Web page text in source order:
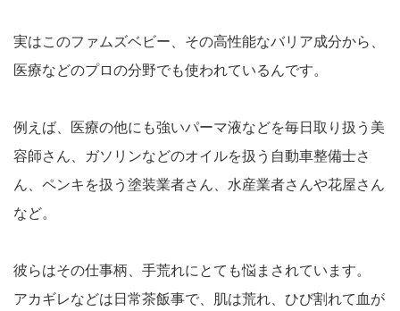
実はこのファムズベビー、その高性能なバリア成分から、
医療などのプロの分野でも使われているんです。
例えば、医療の他にも強いパーマ液などを毎日取り扱う美
容師さん、ガソリンなどのオイルを扱う自動車整備士さ
ん、ペンキを扱う塗装業者さん、水産業者さんや花屋さん
など。
彼らはその仕事柄、手荒れにとても悩まされています。
アカギレなどは日常茶飯事で、肌は荒れ、ひび割れて血が